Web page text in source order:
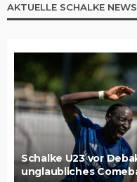
AKTUELLE SCHALKE NEWS
Schalke U23 vor
unglaubliches